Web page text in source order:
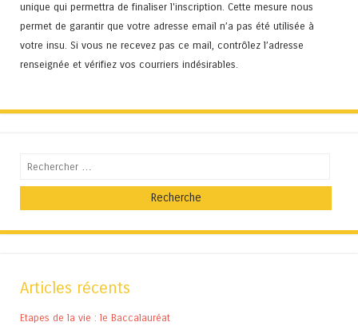
unique qui permettra de finaliser l'inscription. Cette mesure nous
permet de garantir que votre adresse email n’a pas été utilisée à
votre insu. Si vous ne recevez pas ce mail, contrôlez l’adresse
renseignée et vérifiez vos courriers indésirables.
Recherche
Articles récents
Etapes de la vie : le Baccalauréat